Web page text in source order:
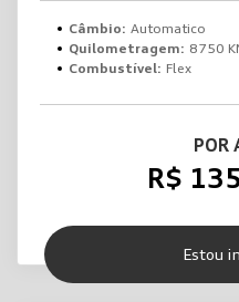
Câmbio: Automatico
Quilometragem: 8750
Combustível: Flex
POR
R$
Estou